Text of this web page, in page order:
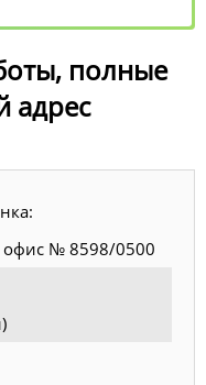
полные
адрес
№ 8598/0500